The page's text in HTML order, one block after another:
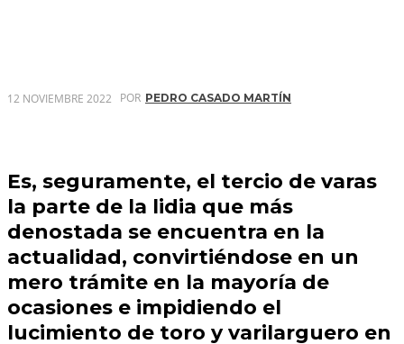
12 NOVIEMBRE 2022 POR PEDRO CASADO MARTÍN
Es, seguramente, el tercio de varas
la parte de la lidia que más
denostada se encuentra en la
actualidad, convirtiéndose en un
mero trámite en la mayoría de
ocasiones e impidiendo el
lucimiento de toro y varilarguero en